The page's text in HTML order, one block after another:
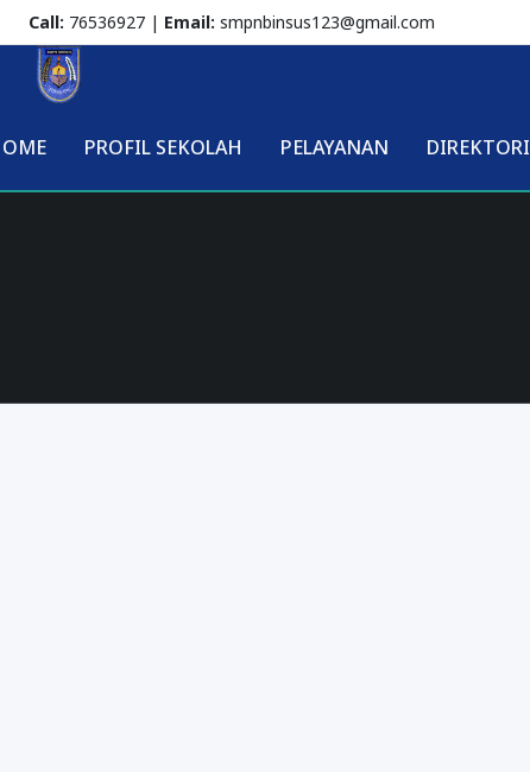
Call: 76536927 | Email: smpnbinsus123@gmail.com
PROFIL SEKOLAH PELAYANAN DIREKTORI